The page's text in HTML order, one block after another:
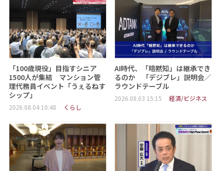
「100歳現役」目指すシニア
1500人が集結 マンション管
理代務員イベント「うぇるねす
シップ」
2026.08.04 10:48 くらし
AI時代、「暗黙知」は継承でき
るのか 「デジブレ」説明会／
ラウンドテーブル
2026.08.03 15:15 経済/ビジネス